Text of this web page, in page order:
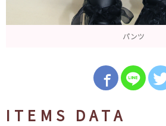
パンツ
ITEMS DATA